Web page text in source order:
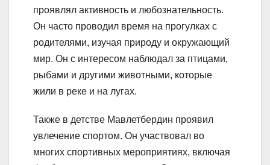
проявлял активность и любознательность.
Он часто проводил время на прогулках с
родителями, изучая природу и окружающий
мир. Он с интересом наблюдал за птицами,
рыбами и другими животными, которые
жили в реке и на лугах.
Также в детстве Мавлетбердин проявил
увлечение спортом. Он участвовал во
многих спортивных мероприятиях, включая